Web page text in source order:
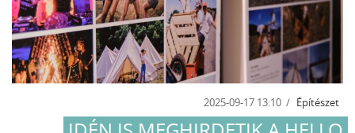
2025-09-17 13:10 Építészet